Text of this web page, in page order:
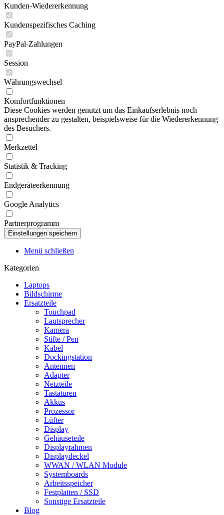
Kunden-Wiedererkennung
Kundenspezifisches Caching
PayPal-Zahlungen
Session
Währungswechsel
Komfortfunktionen
Diese Cookies werden genutzt um das Einkaufserlebnis noch
ansprechender zu gestalten, beispielsweise für die Wiedererkennung
des Besuchers.
Merkzettel
Statistik & Tracking
Endgeräteerkennung
Google Analytics
Partnerprogramm
Menü schließen
Kategorien
Laptops
Bildschirme
Ersatzteile
Touchpad
Lautsprecher
Kamera
Stifte / Pen
Kabel
Dockingstation
Antennen
Adapter
Netzteile
Tastaturen
Akkus
Prozessor
Lüfter
Display
Gehäuseteile
Displayrahmen
Displaydeckel
WWAN / WLAN Module
Systemboards
Arbeitsspeicher
Festplatten / SSD
Sonstige Ersatzteile
Blog